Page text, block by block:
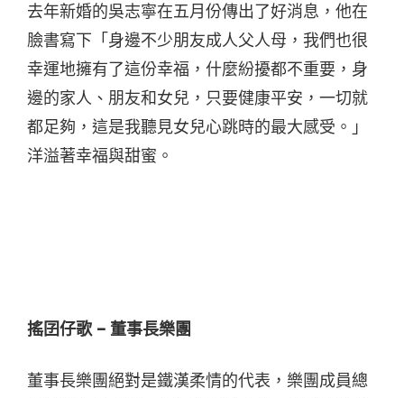
去年新婚的吳志寧在五月份傳出了好消息，他在
臉書寫下「身邊不少朋友成人父人母，我們也很
幸運地擁有了這份幸福，什麼紛擾都不重要，身
邊的家人、朋友和女兒，只要健康平安，一切就
都足夠，這是我聽見女兒心跳時的最大感受。」
洋溢著幸福與甜蜜。
搖囝仔歌 – 董事長樂團
董事長樂團絕對是鐵漢柔情的代表，樂團成員總